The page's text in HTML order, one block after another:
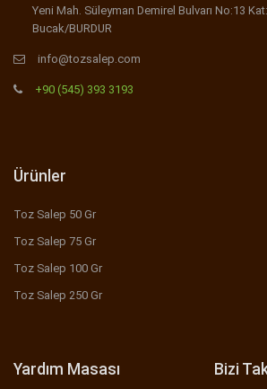
Yeni Mah. Süleyman Demirel Bulvarı No:13
Bucak/BURDUR
info@tozsalep.com
+90 (545) 393 3193
Ürünler
Toz Salep 50 Gr
Toz Salep 75 Gr
Toz Salep 100 Gr
Toz Salep 250 Gr
Yardım Masası Bizi